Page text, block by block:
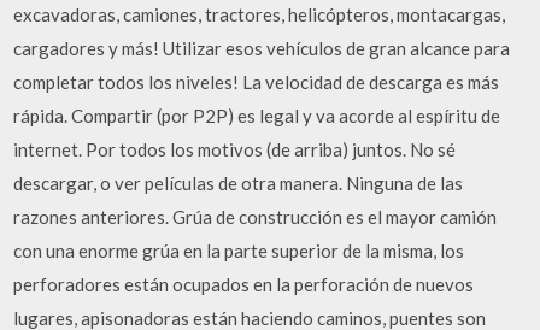
excavadoras, camiones, tractores, helicópteros, montacargas,
cargadores y más! Utilizar esos vehículos de gran alcance para
completar todos los niveles! La velocidad de descarga es más
rápida. Compartir (por P2P) es legal y va acorde al espíritu de
internet. Por todos los motivos (de arriba) juntos. No sé
descargar, o ver películas de otra manera. Ninguna de las
razones anteriores. Grúa de construcción es el mayor camión
con una enorme grúa en la parte superior de la misma, los
perforadores están ocupados en la perforación de nuevos
lugares, apisonadoras están haciendo caminos, puentes son